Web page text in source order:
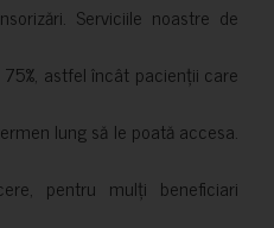
Serviciile noastre de
astfel încât pacienții care
lung să le poată accesa.
pentru mulți beneficiari